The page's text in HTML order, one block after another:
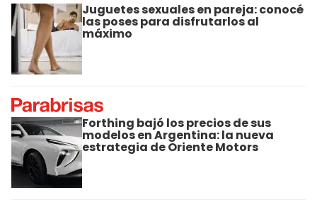
Juguetes sexuales en pareja: conocé
las poses para disfrutarlos al
máximo
Forthing bajó los precios de sus
modelos en Argentina: la nueva
estrategia de Oriente Motors